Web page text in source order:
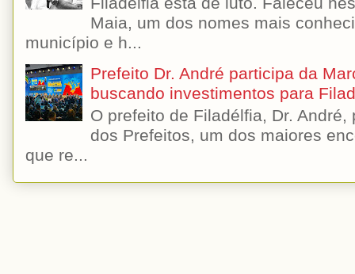
Maia, um dos nomes mais
município e h...
Prefeito Dr. André participa da
buscando investimentos para
O prefeito de Filadélfia, Dr.
dos Prefeitos, um dos maiores
que re...